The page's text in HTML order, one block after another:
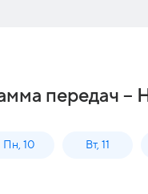
передач –
Пн, 10 Вт, 11